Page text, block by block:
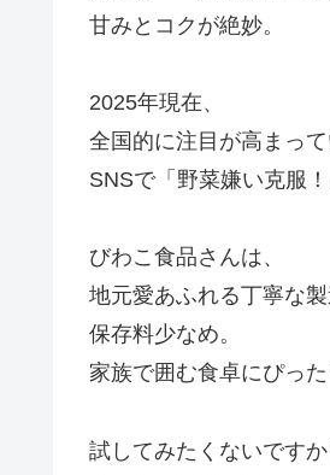
甘みとコクが絶妙。
2025年現在、
全国的に注目が高まって
SNSで「野菜嫌い克服！
びわこ食品さんは、
地元愛あふれる丁寧な製
保存料少なめ。
家族で囲む食卓にぴった
試してみたくないですか